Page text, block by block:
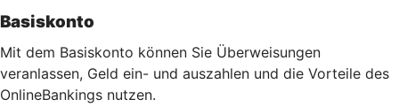
Basiskonto
Mit dem Basiskonto können Sie Überweisungen
veranlassen, Geld ein- und auszahlen und die Vorteile des
OnlineBankings nutzen.